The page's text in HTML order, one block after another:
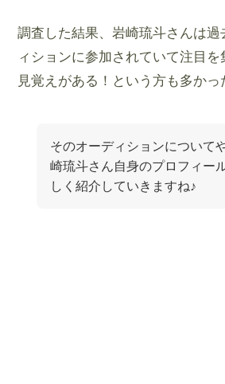
調査した結果、岩崎琉斗さんは
ィションに参加されていて注目
見覚えがある！という方も多かっ
そのオーディションについて
崎琉斗さん自身のプロフィー
しく紹介していきますね♪